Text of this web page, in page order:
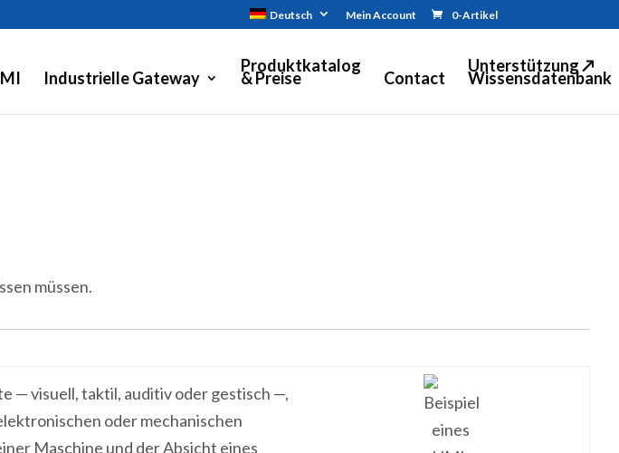
Deutsch Mein Account 0-Artikel
Industrielle Gateway
Produktkatalog
& Preise Contact
Unterstützung ↗
Wissensdatenbank
müssen.
— visuell, taktil, auditiv oder gestisch —,
oder mechanischen
Maschine und der Absicht eines